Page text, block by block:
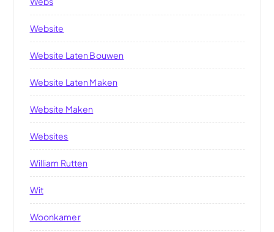
Website
Website Laten Bouwen
Website Laten Maken
Website Maken
Websites
William Rutten
Wit
Woonkamer